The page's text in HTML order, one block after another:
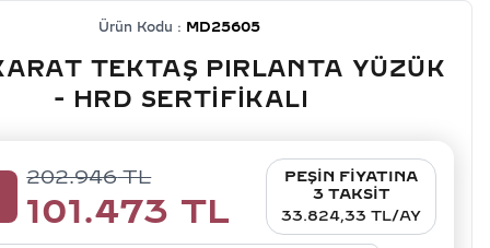
Ürün Kodu : MD25605
TEKTAŞ PIRLANTA YÜZÜK
- HRD SERTIFIKALI
202.946TL
101.473 TL
PEŞİN FİYATINA
3 TAKSİT
33.824,33 TL/AY